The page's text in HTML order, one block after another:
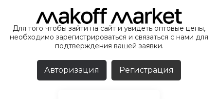
Для того чтобы зайти на сайт и увидеть оптовые цены,
необходимо зарегистрироваться и связаться с нами для
подтверждения вашей заявки.
Авторизация Регистрация